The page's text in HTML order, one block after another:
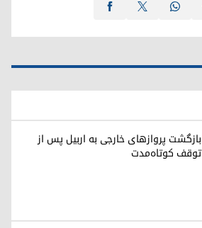
بازگشت پروازهای خارجی به اربیل پس از
توقف کوتاه‌مدت